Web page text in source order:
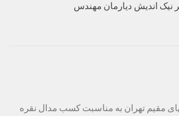
نیک اندیش دیارمان مهندس
مقیم تهران به مناسبت کسب مدال نقره